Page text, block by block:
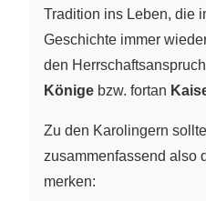
Tradition ins Leben, die
Geschichte immer
den Herrschaftsanspruch
Könige bzw. fortan
Zu den Karolingern
zusammenfassend also
merken: